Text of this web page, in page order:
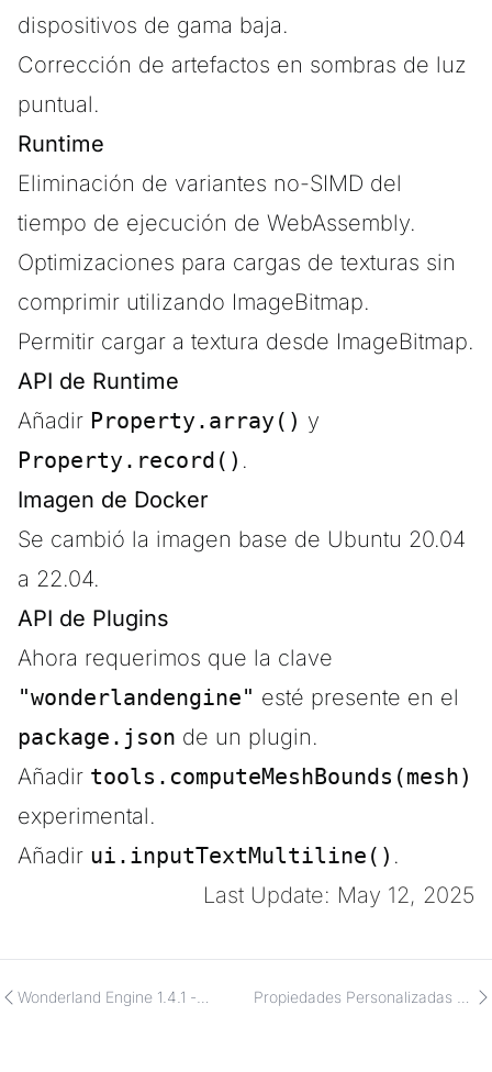
dispositivos de gama baja.
Corrección de artefactos en sombras de luz
puntual.
Runtime
Eliminación de variantes no-SIMD del
tiempo de ejecución de WebAssembly.
Optimizaciones para cargas de texturas sin
comprimir utilizando ImageBitmap.
Permitir cargar a textura desde ImageBitmap.
API de Runtime
Añadir Property.array() y
Property.record() .
Imagen de Docker
Se cambió la imagen base de Ubuntu 20.04
a 22.04.
API de Plugins
Ahora requerimos que la clave
"wonderlandengine" esté presente en el
package.json de un plugin.
Añadir tools.computeMeshBounds(mesh)
experimental.
Añadir ui.inputTextMultiline() .
Last Update: May 12, 2025
Wonderland Engine 1.4.1 -
Propiedades Personalizadas de